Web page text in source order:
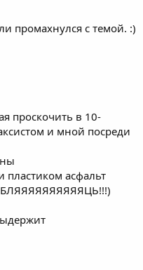
промахнулся с темой. :)
проскочить в 10-
и мной посреди
асфальт
БЛЯЯЯЯЯЯЯЯЯЯЦЬ!!!)